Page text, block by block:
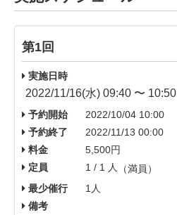
第1回
実施日時
2022/11/16(水) 09:40 〜 10:50
予約開始
2022/10/04 10:00
予約終了
2022/11/13 00:00
料金
5,500円
定員
1 / 1 人
（満員）
最少催行
1人
備考